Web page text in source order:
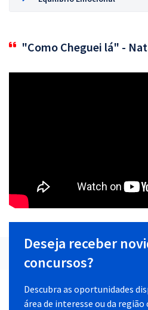
"Como Cheguei lá" -
Deseja receber
concursos?
Descubra as oportunidades
área de interesse ou da região